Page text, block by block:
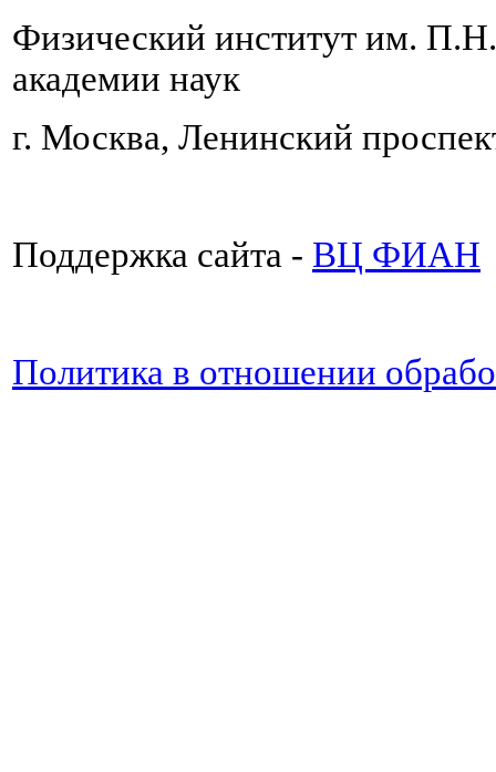
Физический институт им.
академии наук
г. Москва, Ленинский
Поддержка сайта - ВЦ ФИАН
Политика в отношении